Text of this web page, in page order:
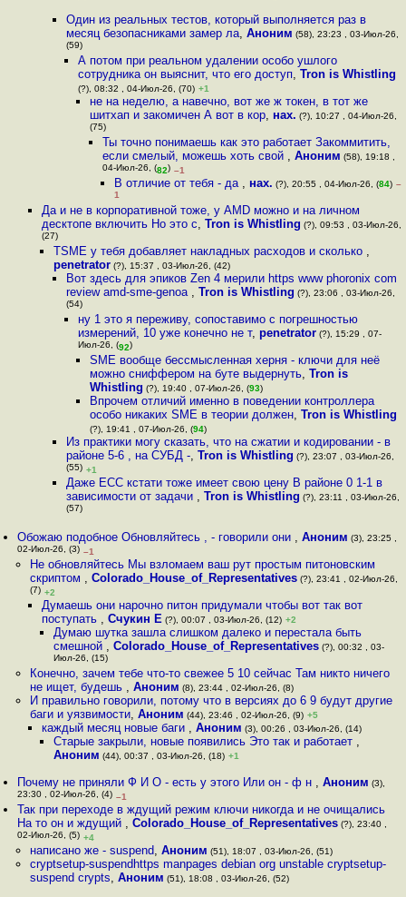
Один из реальных тестов, который выполняется раз в
месяц безопасниками замер ла, Аноним (58), 23:23 , 03-Июл-26,
(59)
А потом при реальном удалении особо ушлого
сотрудника он выяснит, что его доступ, Tron is Whistling
(?), 08:32 , 04-Июл-26, (70) +1
не на неделю, а навечно, вот же ж токен, в тот же
шитхап и закомичен А вот в кор, нах. (?), 10:27 , 04-Июл-26,
(75)
Ты точно понимаешь как это работает Закоммитить,
если смелый, можешь хоть свой , Аноним (58), 19:18 ,
04-Июл-26, (82) –1
В отличие от тебя - да , нах. (?), 20:55 , 04-Июл-26, (84) –
1
Да и не в корпоративной тоже, у AMD можно и на личном
десктопе включить Но это с, Tron is Whistling (?), 09:53 , 03-Июл-26,
(27)
TSME у тебя добавляет накладных расходов и сколько ,
penetrator (?), 15:37 , 03-Июл-26, (42)
Вот здесь для эпиков Zen 4 мерили https www phoronix com
review amd-sme-genoa , Tron is Whistling (?), 23:06 , 03-Июл-26,
(54)
ну 1 это я переживу, сопоставимо с погрешностью
измерений, 10 уже конечно не т, penetrator(?), 15:29 , 07-
Июл-26, (92)
SME вообще бессмысленная херня - ключи для неё
можно сниффером на буте выдернуть,Tron is
Whistling (?), 19:40 , 07-Июл-26, (93)
Впрочем отличий именно в поведении контроллера
особо никаких SME в теории должен,Tron is Whistling
(?), 19:41 , 07-Июл-26, (94)
Из практики могу сказать, что на сжатии и кодировании - в
районе 5-6 , на СУБД -, Tron is Whistling (?), 23:07 , 03-Июл-26,
(55) +1
Даже ECC кстати тоже имеет свою цену В районе 0 1-1 в
зависимости от задачи , Tron is Whistling (?), 23:11 , 03-Июл-26,
(57)
Обожаю подобное Обновляйтесь , - говорили они ,Аноним (3), 23:25 ,
02-Июл-26, (3) –1
Не обновляйтесь Мы взломаем ваш рут простым питоновским
скриптом , Colorado_House_of_Representatives(?), 23:41 , 02-Июл-26,
(7) +2
Думаешь они нарочно питон придумали чтобы вот так вот
поступать , Счукин Е (?), 00:07 , 03-Июл-26, (12) +2
Думаю шутка зашла слишком далеко и перестала быть
смешной ,Colorado_House_of_Representatives (?), 00:32 , 03-
Июл-26, (15)
Конечно, зачем тебе что-то свежее 5 10 сейчас Там никто ничего
не ищет, будешь , Аноним (8), 23:44 , 02-Июл-26, (8)
И правильно говорили, потому что в версиях до 6 9 будут другие
баги и уязвимости, Аноним (44), 23:46 , 02-Июл-26, (9) +5
каждый месяц новые баги , Аноним (3), 00:26 , 03-Июл-26, (14)
Старые закрыли, новые появились Это так и работает ,
Аноним (44), 00:37 , 03-Июл-26, (18) +1
Почему не приняли Ф И О - есть у этого Или он - ф н ,Аноним (3),
23:30 , 02-Июл-26, (4) –1
Так при переходе в ждущий режим ключи никогда и не очищались
На то он и ждущий ,Colorado_House_of_Representatives (?), 23:40 ,
02-Июл-26, (5) +4
написано же - suspend, Аноним (51), 18:07 , 03-Июл-26, (51)
cryptsetup-suspendhttps manpages debian org unstable cryptsetup-
suspend crypts, Аноним (51), 18:08 , 03-Июл-26, (52)